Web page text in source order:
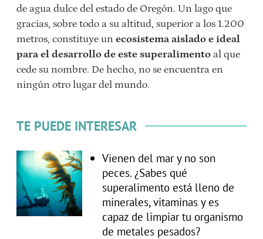
de agua dulce del estado de Oregón. Un lago que
gracias, sobre todo a su altitud, superior a los 1.200
metros, constituye un ecosistema aislado e ideal
para el desarrollo de este superalimento al que
cede su nombre. De hecho, no se encuentra en
ningún otro lugar del mundo.
TE PUEDE INTERESAR
Vienen del mar y no son
peces. ¿Sabes qué
superalimento está lleno de
minerales, vitaminas y es
capaz de limpiar tu organismo
de metales pesados?